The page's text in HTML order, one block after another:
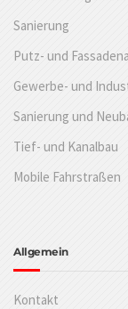
Sanierung
Putz- und
Gewerbe- und
Sanierung und
Tief- und Kanalbau
Mobile Fahrstraßen
Allgemein
Kontakt